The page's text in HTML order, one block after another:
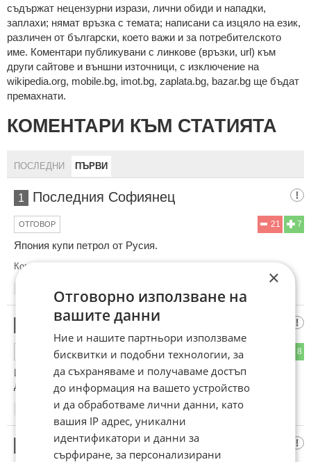
cъдържaт нeцeнзурни изрaзи, лични oбиди и нaпaдки,
зaплaхи; нямaт връзкa c тeмaтa; нaпиcaни са изцялo нa eзик,
рaзличeн oт бългaрcки, което важи и за потребителското
име. Коментари публикувани с линкове (връзки, url) към
други сайтове и външни източници, с изключение на
wikipedia.org, mobile.bg, imot.bg, zaplata.bg, bazar.bg ще бъдат
премахнати.
КОМЕНТАРИ КЪМ СТАТИЯТА
ПОСЛЕДНИ ПЪРВИ
1 Последния Софиянец
7
21
ОТГОВОР
Япония купи петрол от Русия.
Коментиран от#3
честен ционист
8
ОТГОВОР
И България трябва да заобиколи Ормузкия проток като
доплава директно до Новороссийск.
08.05.2026
Варненец
×
Отговорно използване на
вашите данни
Ние и нашите партньори използваме
бисквитки и подобни технологии, за
да съхраняваме и получаваме достъп
до информация на вашето устройство
и да обработваме лични данни, като
вашия IP адрес, уникални
идентификатори и данни за
сърфиране, за персонализирани